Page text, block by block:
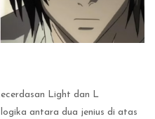
Light dan L
antara dua jenius di atas